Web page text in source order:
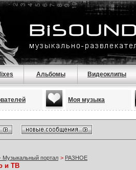
Альбомы Видеоклипы
Моя музыка
Музыкальный портал > РАЗНОЕ
и ТВ